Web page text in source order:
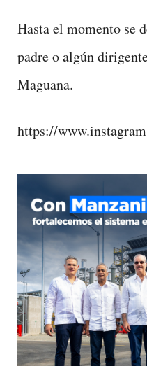
Hasta el momento se
padre o algún
Maguana.
https://